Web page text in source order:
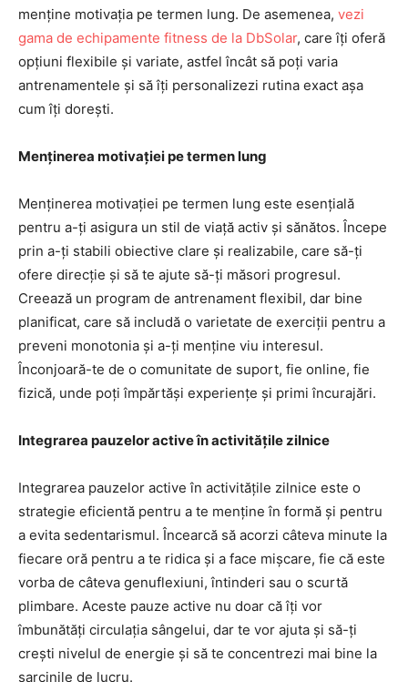
menține motivația pe termen lung. De asemenea, vezi
gama de echipamente fitness de la DbSolar, care îți oferă
opțiuni flexibile și variate, astfel încât să poți varia
antrenamentele și să îți personalizezi rutina exact așa
cum îți dorești.
Menținerea motivației pe termen lung
Menținerea motivației pe termen lung este esențială
pentru a-ți asigura un stil de viață activ și sănătos. Începe
prin a-ți stabili obiective clare și realizabile, care să-ți
ofere direcție și să te ajute să-ți măsori progresul.
Creează un program de antrenament flexibil, dar bine
planificat, care să includă o varietate de exerciții pentru a
preveni monotonia și a-ți menține viu interesul.
Înconjoară-te de o comunitate de suport, fie online, fie
fizică, unde poți împărtăși experiențe și primi încurajări.
Integrarea pauzelor active în activitățile zilnice
Integrarea pauzelor active în activitățile zilnice este o
strategie eficientă pentru a te menține în formă și pentru
a evita sedentarismul. Încearcă să acorzi câteva minute la
fiecare oră pentru a te ridica și a face mișcare, fie că este
vorba de câteva genuflexiuni, întinderi sau o scurtă
plimbare. Aceste pauze active nu doar că îți vor
îmbunătăți circulația sângelui, dar te vor ajuta și să-ți
crești nivelul de energie și să te concentrezi mai bine la
sarcinile de lucru.